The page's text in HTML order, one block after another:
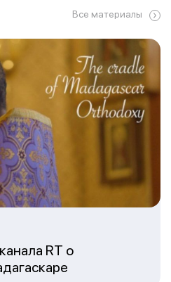
Все материалы
RT о